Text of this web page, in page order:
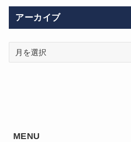
アーカイブ
MENU